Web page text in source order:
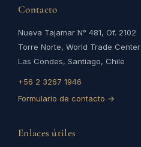
Contacto
Nueva Tajamar N° 481, Of. 2102
Torre Norte, World Trade Center
Las Condes, Santiago, Chile
+56 2 3267 1946
Formulario de contacto →
Enlaces útiles